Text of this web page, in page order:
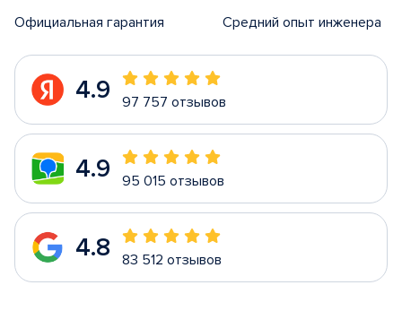
Официальная гарантия Средний опыт инженера
4.9 97 757 отзывов
4.9 95 015 отзывов
4.8 83 512 отзывов